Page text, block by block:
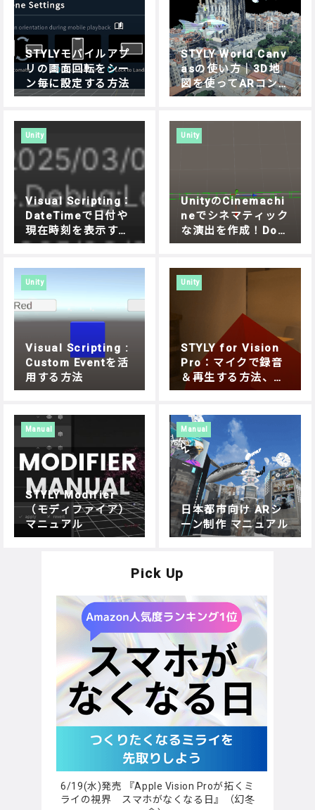
STYLYモバイルアプ
リの画面回転をシー
ン毎に設定する方法
STYLY World Canv
asの使い方｜3D地
図を使ってARコン
テンツを制作する方
Unity
Visual Scripting：
DateTimeで日付や
現在時刻を表示する
方法
Unity
UnityのCinemachi
neでシネマティック
な演出を作成！Doll
y Cartでオブジェク
法
Unity
Visual Scripting :
Custom Eventを活
用する方法
Unity
STYLY for Vision
Pro：マイクで録音
＆再生する方法、Un
ity Visual Scriptin
Manual
STYLY Modifier
（モディファイア）
マニュアル
Manual
日本都市向け ARシ
ーン制作 マニュアル
Pick Up
6/19(水)発売 『Apple Vision Proが拓くミ
ライの視界 スマホがなくなる日』（幻冬